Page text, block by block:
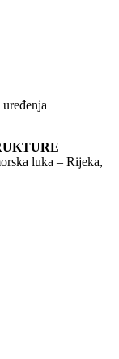
luka – Rijeka,